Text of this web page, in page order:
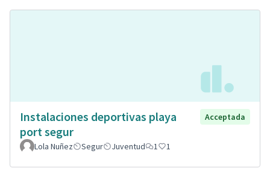
Instalaciones deportivas playa
port segur
Acceptada
Lola Nuñez Segur Juventud 1 1